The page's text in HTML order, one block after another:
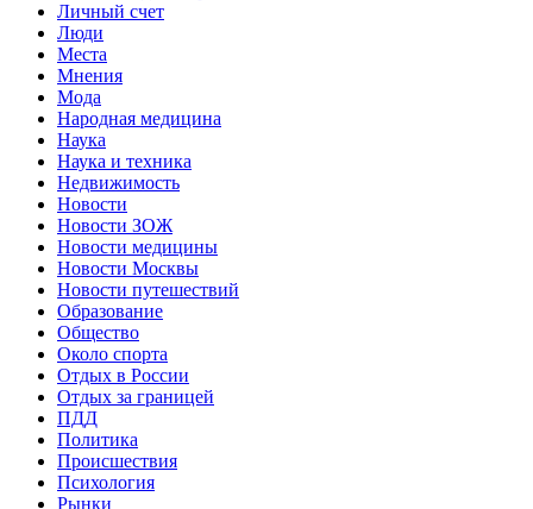
Личный счет
Люди
Места
Мнения
Мода
Народная медицина
Наука
Наука и техника
Недвижимость
Новости
Новости ЗОЖ
Новости медицины
Новости Москвы
Новости путешествий
Образование
Общество
Около спорта
Отдых в России
Отдых за границей
ПДД
Политика
Происшествия
Психология
Рынки